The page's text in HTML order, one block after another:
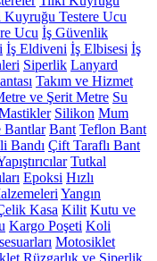
Testere Ucu
Ucu İş Güvenlik
İş Eldiveni İş Elbisesi İş
Siperlik Lanyard
Takım ve Hizmet
ve Şerit Metre Su
Silikon Mum
Bantlar Bant Teflon Bant
Bandı Çift Taraflı Bant
Tutkal
Epoksi Hızlı
Yangın
Kasa Kilit Kutu ve
Kargo Poşeti Koli
Motosiklet
Rüzgarlık ve Siperlik